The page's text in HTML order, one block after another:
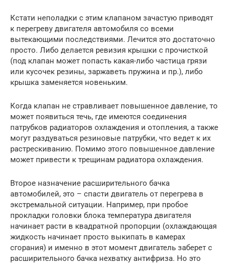
Кстати неполадки с этим клапаном зачастую приводят
к перегреву двигателя автомобиля со всеми
вытекающими последствиями. Лечится это достаточно
просто. Либо делается ревизия крышки с прочисткой
(под клапан может попасть какая-либо частица грязи
или кусочек резины, заржаветь пружина и пр.), либо
крышка заменяется новеньким.
Когда клапан не стравливает повышенное давление, то
может появиться течь, где имеются соединения
патрубков радиаторов охлаждения и отопления, а также
могут раздуваться резиновые патрубки, что ведет к их
растрескиванию. Помимо этого повышенное давление
может привести к трещинам радиатора охлаждения.
Второе назначение расширительного бачка
автомобилей, это – спасти двигатель от перегрева в
экстремальной ситуации. Например, при пробое
прокладки головки блока температура двигателя
начинает расти в квадратной пропорции (охлаждающая
жидкость начинает просто выкипать в камерах
сгорания) и именно в этот момент двигатель заберет с
расширительного бачка нехватку антифриза. Но это